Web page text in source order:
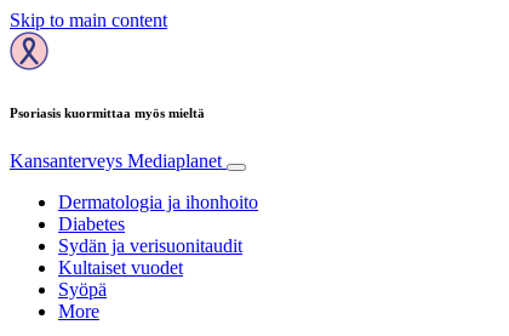
Skip to main content
Psoriasis kuormittaa myös mieltä
Kansanterveys Mediaplanet
Dermatologia ja ihonhoito
Diabetes
Sydän ja verisuonitaudit
Kultaiset vuodet
Syöpä
More